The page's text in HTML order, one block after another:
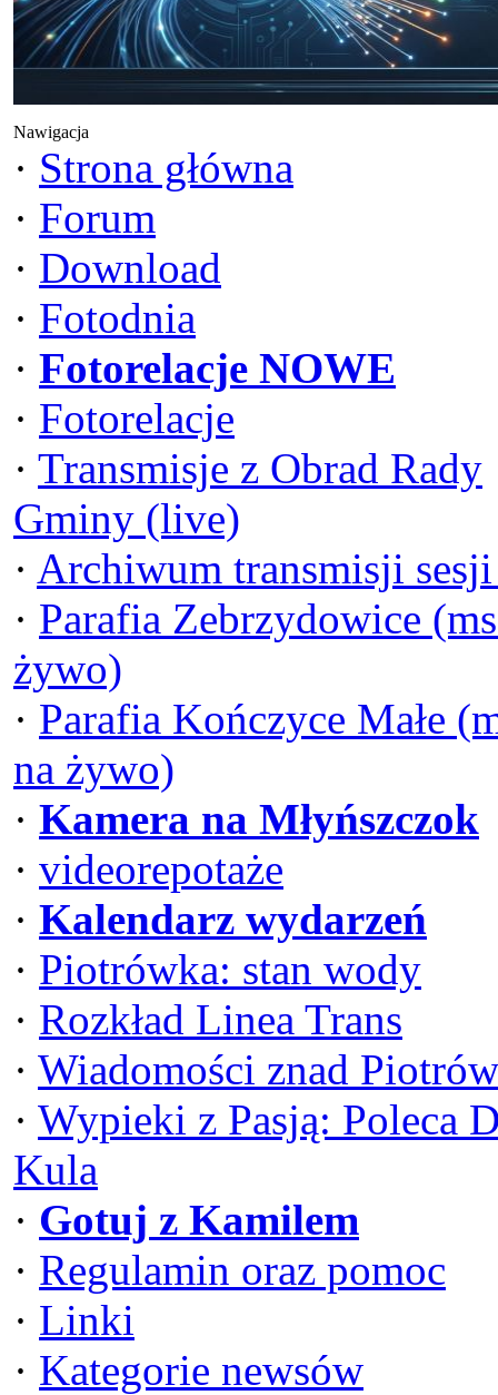
Nawigacja
· Strona główna
· Forum
· Download
· Fotodnia
· Fotorelacje NOWE
· Fotorelacje
· Transmisje z Obrad Rady
Gminy (live)
· Archiwum transmisji
· Parafia Zebrzydowice
żywo)
· Parafia Kończyce Małe
na żywo)
· Kamera na Młyńszczok
· videorepotaże
· Kalendarz wydarzeń
· Piotrówka: stan wody
· Rozkład Linea Trans
· Wiadomości znad
· Wypieki z Pasją: Poleca
Kula
· Gotuj z Kamilem
· Regulamin oraz pomoc
· Linki
· Kategorie newsów